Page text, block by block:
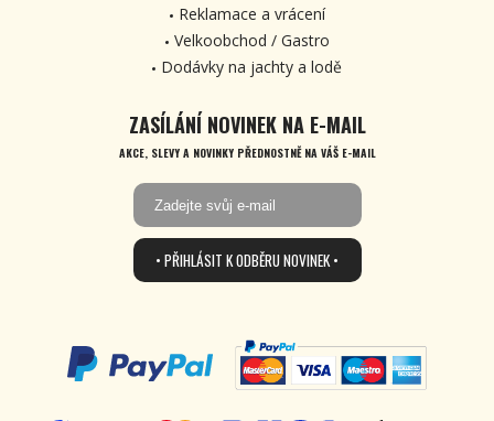
Reklamace a vrácení
Velkoobchod / Gastro
Dodávky na jachty a lodě
ZASÍLÁNÍ NOVINEK NA E-MAIL
AKCE, SLEVY A NOVINKY PŘEDNOSTNĚ NA VÁŠ E-MAIL
• PŘIHLÁSIT K ODBĚRU NOVINEK •